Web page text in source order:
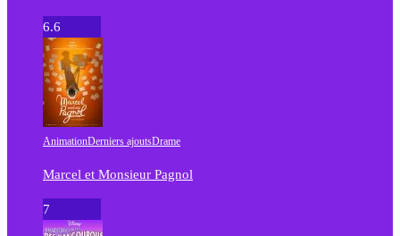
6.6
AnimationDerniers ajoutsDrame
Marcel et Monsieur Pagnol
7